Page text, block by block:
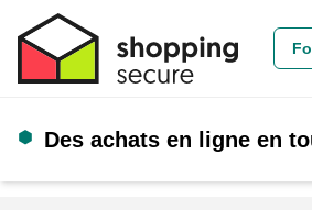
Des achats en ligne en